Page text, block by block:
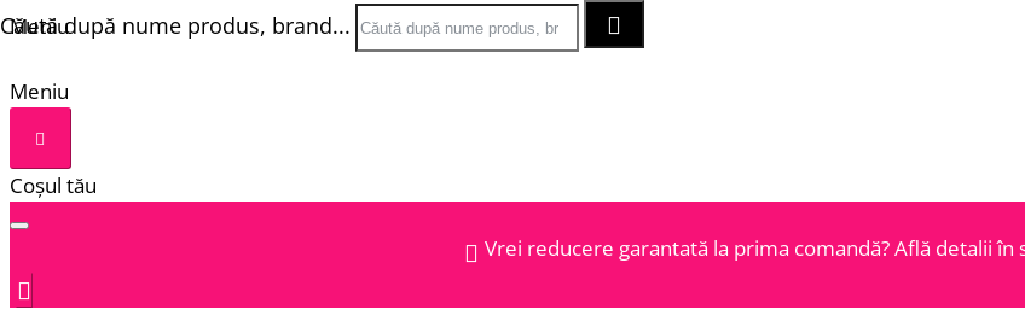
Meniu
Meniu
Coșul tău
Vrei reducere garantată la prima comandă? Află detalii în
Căută după nume produs, brand...